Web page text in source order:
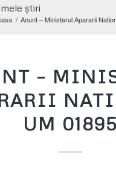
știri
/ Anunt – Ministerul Apararii
–
UM 01895